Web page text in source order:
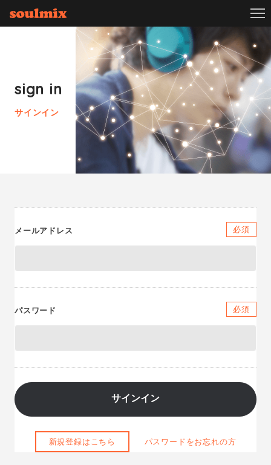
sign in
サインイン
メールアドレス 必須
パスワード 必須
新規登録はこちら パスワードをお忘れの方